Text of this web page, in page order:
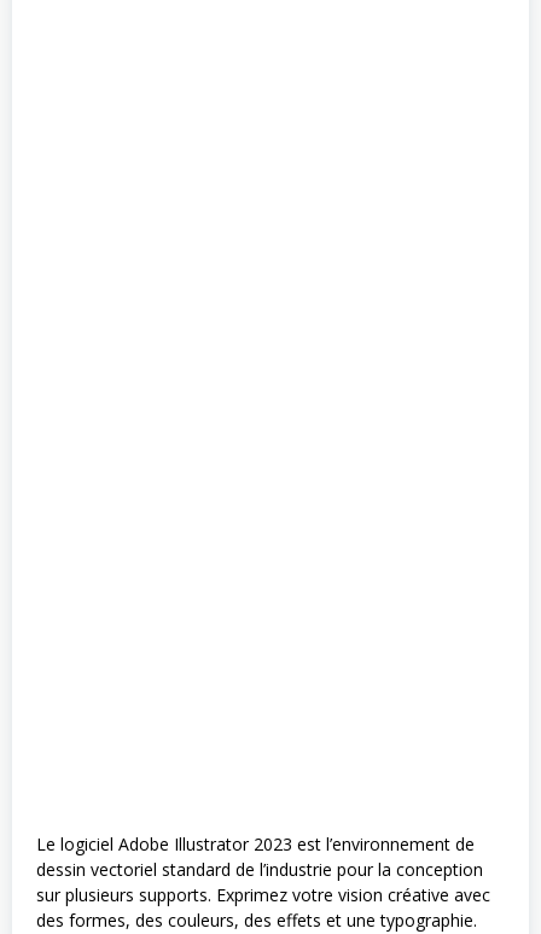
Le logiciel Adobe Illustrator 2023 est l’environnement de
dessin vectoriel standard de l’industrie pour la conception
sur plusieurs supports. Exprimez votre vision créative avec
des formes, des couleurs, des effets et une typographie.